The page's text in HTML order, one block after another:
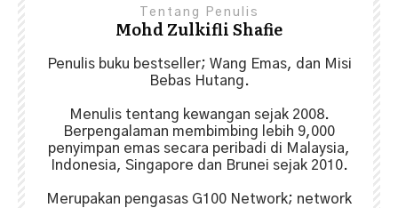
Tentang Penulis
Mohd Zulkifli Shafie
Penulis buku bestseller; Wang Emas, dan Misi
Bebas Hutang.
Menulis tentang kewangan sejak 2008.
Berpengalaman membimbing lebih 9,000
penyimpan emas secara peribadi di Malaysia,
Indonesia, Singapore dan Brunei sejak 2010.
Merupakan pengasas G100 Network; network